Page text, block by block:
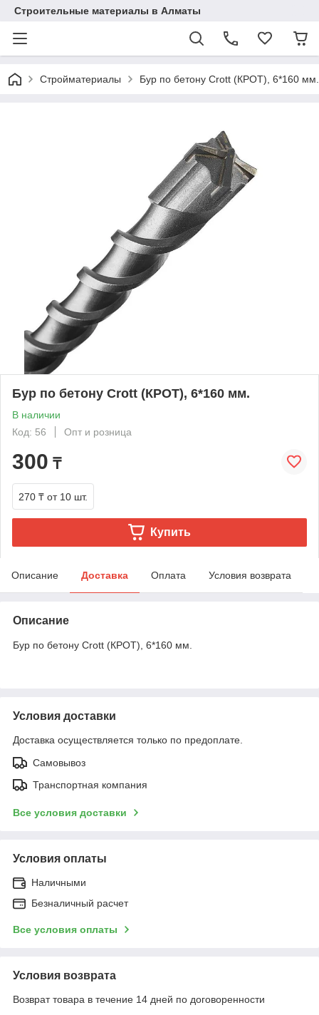
Строительные материалы в Алматы
Стройматериалы Бур по бетону Crott (КРОТ), 6*160 мм.
Бур по бетону Crott (КРОТ), 6*160 мм.
В наличии
Код: 56
Опт и розница
300 ₸
270 ₸ от 10 шт.
Купить
Описание Доставка Оплата Условия возврата
Описание
Бур по бетону Crott (КРОТ), 6*160 мм.
Условия доставки
Доставка осуществляется только по предоплате.
Самовывоз
Транспортная компания
Все условия доставки
Условия оплаты
Наличными
Безналичный расчет
Все условия оплаты
Условия возврата
Возврат товара в течение 14 дней по договоренности